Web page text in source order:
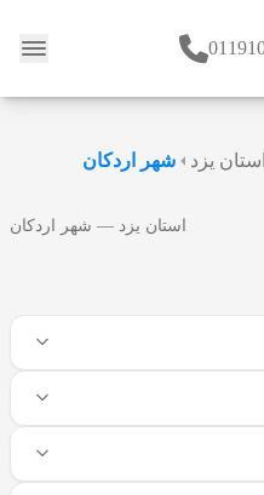
وبلاگ
استان یزد شهر اردکان
استان یزد — شهر اردکان